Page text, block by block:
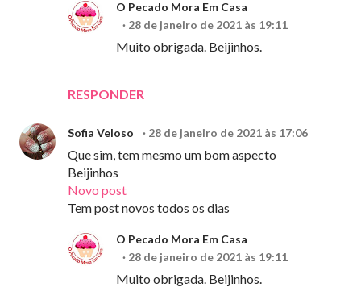
RESPONDER
O Pecado Mora Em Casa
28 de janeiro de 2021 às 19:11
Muito obrigada. Beijinhos.
Sofia Veloso 28 de janeiro de 2021 às 17:06
Que sim, tem mesmo um bom aspecto
Beijinhos
Novo post
Tem post novos todos os dias
O Pecado Mora Em Casa
28 de janeiro de 2021 às 19:11
Muito obrigada. Beijinhos.